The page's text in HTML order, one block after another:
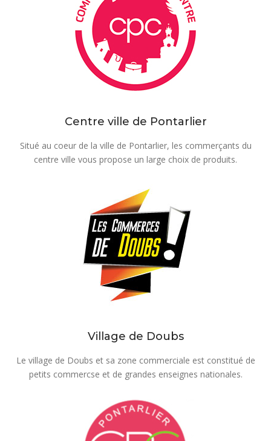
Centre ville de Pontarlier
Situé au coeur de la ville de Pontarlier, les commerçants du
centre ville vous propose un large choix de produits.
Village de Doubs
Le village de Doubs et sa zone commerciale est constitué de
petits commercse et de grandes enseignes nationales.